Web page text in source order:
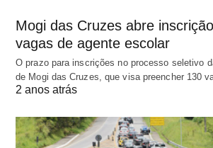
Mogi das Cruzes abre
vagas de agente escolar
O prazo para inscrições no processo seletivo
de Mogi das Cruzes, que visa preencher 130
2 anos atrás